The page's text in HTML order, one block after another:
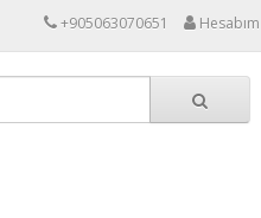
+905063070651 Hesabım